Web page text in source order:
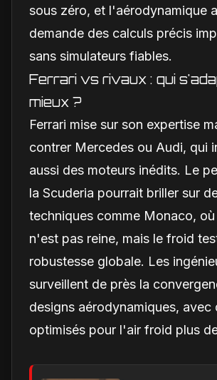
sous zéro, et l'aérodynamique
demande des calculs précis
sans simulateurs fiables.
Ferrari vs rivaux : qui
mieux ?
Ferrari mise sur son expertise
contrer Mercedes ou Audi, qui
aussi des moteurs inédits. Le
la Scuderia pourrait briller sur
techniques comme Monaco,
n'est pas reine, mais le froid
robustesse globale. Les
surveillent de près la
designs aérodynamiques, avec
optimisés pour l'air froid plus